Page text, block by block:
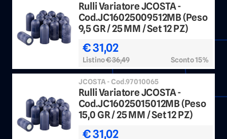
Rulli Variatore JCOSTA -
Cod.JC16025009512MB (Peso
9,5 GR / 25 MM / Set 12 PZ)
€ 31,02
Listino€ 36,49 Sconto 15%
JCOSTA - Cod.97010065
Rulli Variatore JCOSTA -
Cod.JC16025015012MB (Peso
15,0 GR / 25 MM / Set 12 PZ)
€ 31,02